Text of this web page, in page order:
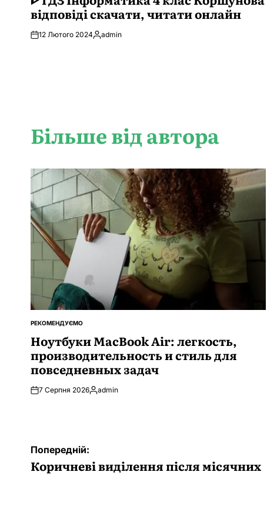
відповіді скачати, читати онлайн
12 Лютого 2024Опубліковано
admin
Більше від автора
ОПУБЛІКУВАТИ
РЕКОМЕНДУЄМО
Ноутбуки MacBook Air: легкость,
производительность и стиль для
повседневных задач
7 Серпня 2026Опубліковано
admin
Навігація
записів
Попередній:
Коричневі виділення після місячних